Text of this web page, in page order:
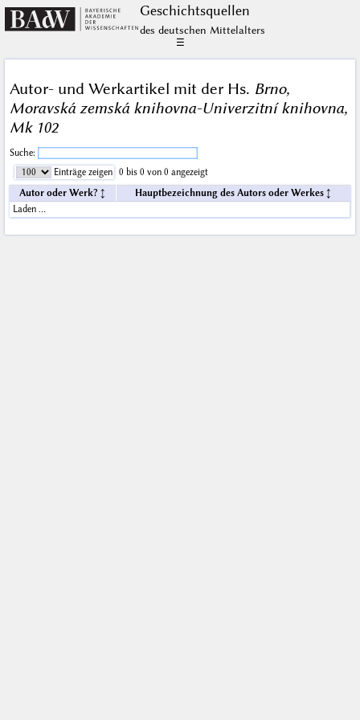
Geschichts­quellen
des deutschen Mittelalters
☰
Autor- und Werkartikel mit der Hs. Brno,
Moravská zemská knihovna-Univerzitní knihovna,
Mk 102
Suche:
Einträge zeigen
0 bis 0 von 0 angezeigt
Autor oder Werk?
Hauptbezeichnung des Autors oder Werkes
Laden …